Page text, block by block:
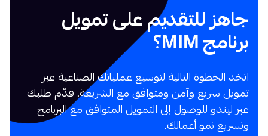
جاهز للتقديم على تمويل
برنامج MIM؟
اتخذ الخطوة التالية لتوسيع عملياتك الصناعية عبر
تمويل سريع وآمن ومتوافق مع الشريعة. قدّم طلبك
عبر ليندو للوصول إلى التمويل المتوافق مع البرنامج
وتسريع نمو أعمالك.